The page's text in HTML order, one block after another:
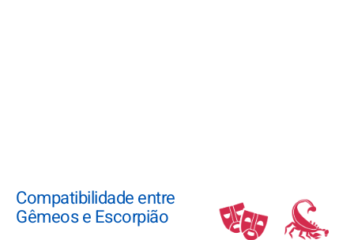
Compatibilidade entre
Gêmeos e Escorpião